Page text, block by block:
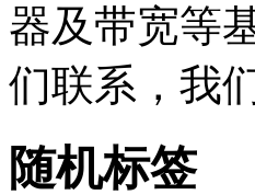
器及带宽等
们联系，我
随机标签